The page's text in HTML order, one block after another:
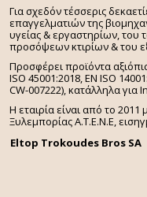
Για σχεδόν τέσσερις
επαγγελματιών της
υγείας & εργαστηρίων,
προσόψεων κτιρίων & του
Προσφέρει προϊόντα
ISO 45001:2018, EN ISO
CW-007222), κατάλληλα
Η εταιρία είναι από το
Ξυλεμπορίας Α.Τ.Ε.Ν.Ε,
Eltop Trokoudes Bros SA